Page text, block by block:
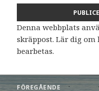
Denna webbplats
skräppost.Lär dig om
bearbetas.
Inläggsnavigering
FÖREGÅENDE